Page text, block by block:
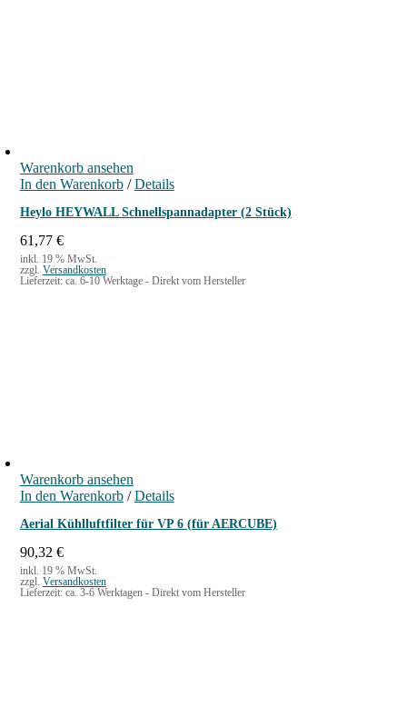
Warenkorb ansehen
In den Warenkorb / Details
Heylo HEYWALL Schnellspannadapter (2 Stück)
61,77 €
inkl. 19 % MwSt.
zzgl. Versandkosten
Lieferzeit: ca. 6-10 Werktage - Direkt vom Hersteller
Warenkorb ansehen
In den Warenkorb / Details
Aerial Kühlluftfilter für VP 6 (für AERCUBE)
90,32 €
inkl. 19 % MwSt.
zzgl. Versandkosten
Lieferzeit: ca. 3-6 Werktagen - Direkt vom Hersteller